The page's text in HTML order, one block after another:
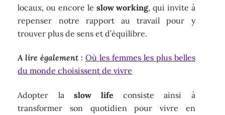
locaux, ou encore le slow working, qui invite à
repenser notre rapport au travail pour y
trouver plus de sens et d’équilibre.
A lire également : Où les femmes les plus belles
du monde choisissent de vivre
Adopter la slow life consiste ainsi à
transformer son quotidien pour vivre en